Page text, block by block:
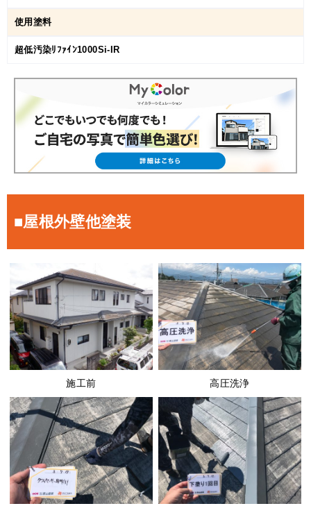
使用塗料
超低汚染ﾘﾌｧｲﾝ1000Si-IR
■屋根外壁他塗装
施工前 高圧洗浄